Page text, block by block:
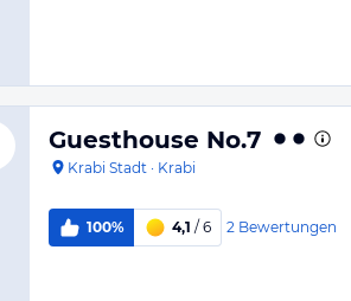
Guesthouse No.7
Krabi Stadt · Krabi
100% 4,1 / 6 2 Bewertungen